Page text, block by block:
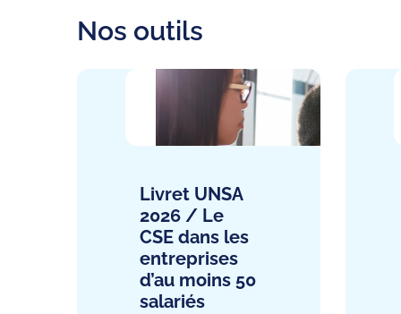
Nos outils
Livret UNSA
2026 / Le
CSE dans les
entreprises
d’au moins 50
salariés